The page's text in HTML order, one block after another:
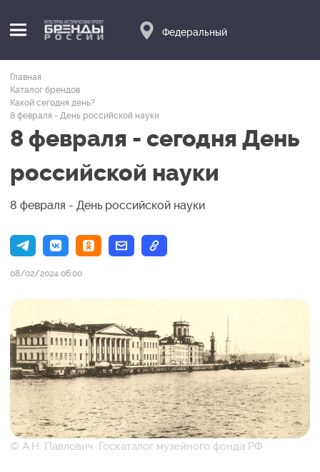
Федеральный
Главная
Каталог брендов
Какой сегодня день?
8 февраля - День российской науки
8 февраля - сегодня День
российской науки
8 февраля - День российской науки
08/02/2024 06:00
© А.Н. Павлович Госкаталог музейного фонда РФ